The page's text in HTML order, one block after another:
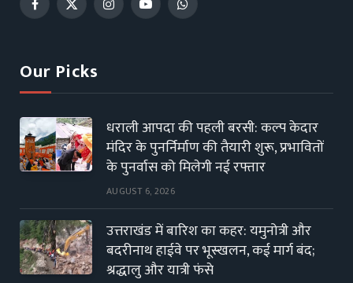
Facebook
X
InstagramYouTubeWhatsApp
Our Picks
धराली आपदा की पहली बरसी: कल्प केदार
मंदिर के पुनर्निर्माण की तैयारी शुरू, प्रभावितों
के पुनर्वास को मिलेगी नई रफ्तार
AUGUST 6, 2026
उत्तराखंड में बारिश का कहर: यमुनोत्री और
बदरीनाथ हाईवे पर भूस्खलन, कई मार्ग बंद;
श्रद्धालु और यात्री फंसे